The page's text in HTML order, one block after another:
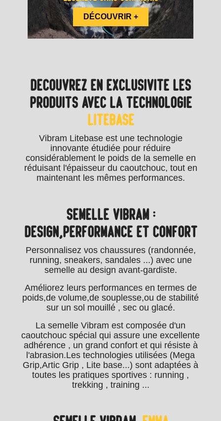
DÉCOUVRIR +
DECOUVREZ EN EXCLUSIVITÉ LES
PRODUITS AVEC LA TECHNOLOGIE
LITEBASE
Vibram Litebase est une technologie
innovante étudiée pour réduire
considérablement le poids de la semelle en
réduisant l'épaisseur du caoutchouc, tout en
maintenant les mêmes performances.
SEMELLE VIBRAM :
DESIGN,PERFORMANCE ET CONFORT
Personnalisez vos chaussures (randonnée,
running, sneakers, sandales ...) avec une
semelle au design avant-gardiste.
Améliorez leurs performances en termes de
poids,de volume,de souplesse,ou de stabilité
sur un sol mouillé , sec ou glacé.
La semelle Vibram est composée d'un
caoutchouc spécial qui assure une excellente
adhérence , un grand confort et qui résiste à
l'abrasion.Les technologies utilisées (Mega
Grip,Artic Grip , Lite base...) sont adaptées à
toutes les pratiques sportives : running ,
trekking , training ...